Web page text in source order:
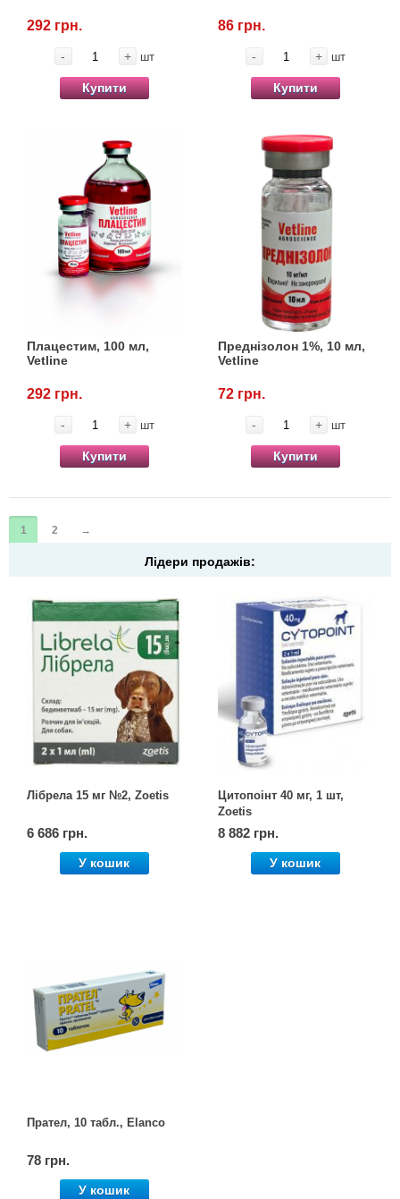
292 грн.
- + шт
Купити
86 грн.
- + шт
Купити
Плацестим, 100 мл,
Vetline
292 грн.
- + шт
Купити
Преднізолон 1%, 10 мл,
Vetline
72 грн.
- + шт
Купити
1 2 →
Лідери продажів:
Лібрела 15 мг №2, Zoetis
6 686 грн.
У кошик
Цитопоінт 40 мг, 1 шт,
Zoetis
8 882 грн.
У кошик
Прател, 10 табл., Elanco
78 грн.
У кошик